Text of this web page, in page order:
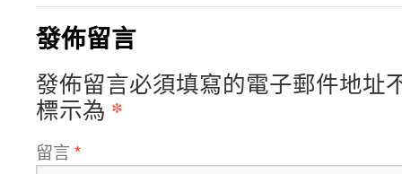
發佈留言
發佈留言必須填寫的電子郵件地址
標示為 *
留言 *